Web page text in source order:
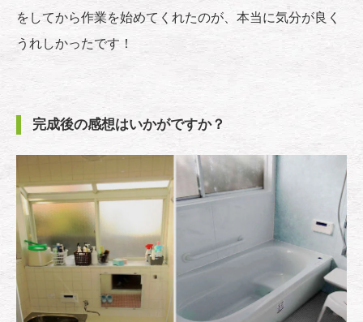
をしてから作業を始めてくれたのが、本当に気分が良く
うれしかったです！
完成後の感想はいかがですか？